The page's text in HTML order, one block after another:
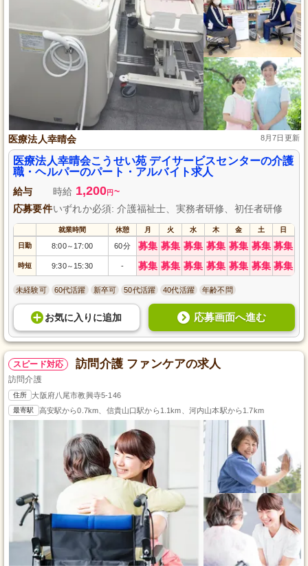
医療法人幸晴会 8月7日更新
医療法人幸晴会こうせい苑 デイサービスセンターの介護
職・ヘルパーのパート・アルバイト求人
給与 時給 1,200円 ~
応募要件いずれか必須: 介護福祉士、実務者研修、初任者研修
就業時間 休憩 月 火 水 木 金 土 日
日勤 8:00～ 17:00 60分 募集 募集 募集 募集 募集 募集 募集
時短 9:30～ 15:30 - 募集 募集 募集 募集 募集 募集 募集
未経験可 60代活躍 新卒可 50代活躍 40代活躍 年齢不問
お気に入り に追加 応募画面へ進む
スピード対応 訪問介護 ファンケアの求人
訪問介護
住所 大阪府八尾市教興寺5-146
最寄駅 高安駅から0.7km、信貴山口駅から1.1km、河内山本駅から1.7km